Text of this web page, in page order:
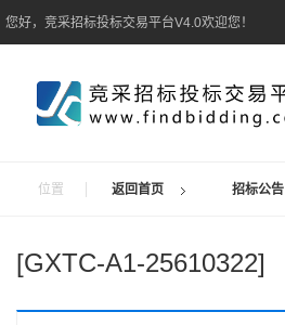
您好，竞采招标投标交易平台V4.0欢迎您！
位置 返回首页 招标公告
[GXTC-A1-25610322]